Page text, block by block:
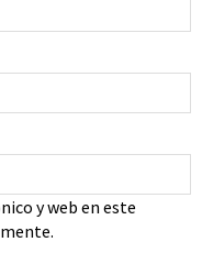
y web en este